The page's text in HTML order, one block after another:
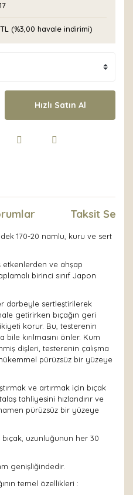
TL (%3,00 havale indirimi)
Hızlı Satın Al
Taksit
170-20 namlu, kuru ve sert
etkenlerden ve ahşap
birinci sınıf Japon
darbeyle sertleştirilerek
getirirken bıçağın geri
korur. Bu, testerenin
kırılmasını önler. Kum
dişleri, testerenin çalışma
mükemmel pürüzsüz bir yüzeye
ve artırmak için bıçak
tahliyesini hızlandırır ve
pürüzsüz bir yüzeye
uzunluğunun her 30
genişliğindedir.
temel özellikleri :